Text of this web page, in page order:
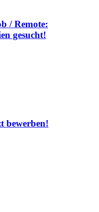
/ Remote:
gesucht!
bewerben!